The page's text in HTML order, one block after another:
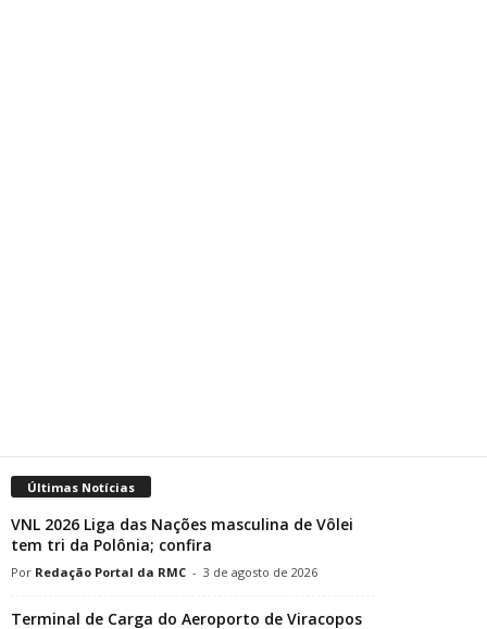
Últimas Notícias
VNL 2026 Liga das Nações masculina de Vôlei
tem tri da Polônia; confira
Redação Portal da RMC - 3 de agosto de 2026
Terminal de Carga do Aeroporto de Viracopos